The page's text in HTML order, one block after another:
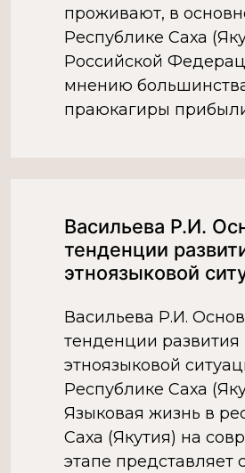
проживают, в
Республике Саха
Российской
мнению
праюкагиры
Древнейшая история
все еще покрыта
Васильева Р.И.
тенденции
этноязыковой
Васильева Р.И.
тенденции развития
этноязыковой
Республике Саха
Языковая жизнь в
Саха (Якутия) на
этапе представляет